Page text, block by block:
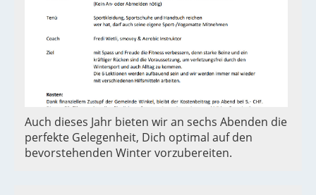
Auch dieses Jahr bieten wir an sechs Abenden die
perfekte Gelegenheit, Dich optimal auf den
bevorstehenden Winter vorzubereiten.